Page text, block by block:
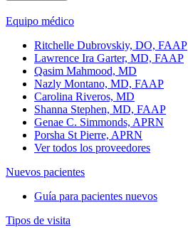
Equipo médico
Ritchelle Dubrovskiy, DO, FAAP
Lawrence Ira Garter, MD, FAAP
Qasim Mahmood, MD
Nazly Montano, MD, FAAP
Carolina Riveros, MD
Shanna Stephen, MD, FAAP
Genae C. Simmonds, APRN
Porsha St Pierre, APRN
Ver todos los proveedores
Nuevos pacientes
Guía para pacientes nuevos
Tipos de visita